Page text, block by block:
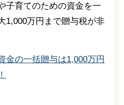
子育てのための資金を一
1,000万円まで贈与税が非
金の一括贈与は1,000万円